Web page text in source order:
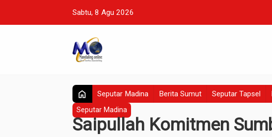
Sabtu, 8 Agu 2026
home Seputar Madina Berita Sumut Seputar Tapsel
Seputar Madina
Saipullah Komitmen